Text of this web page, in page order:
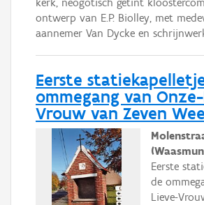
ontwerp van E.P. Biolley, met
aannemer Van Dycke en
Eerste
ommegang van
Vrouw van Zeven
Eerste
de
Lieve-